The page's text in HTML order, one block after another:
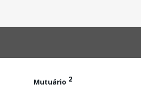
Mutuário 2